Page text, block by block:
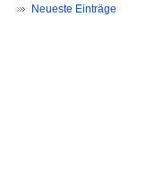
Neueste Einträge